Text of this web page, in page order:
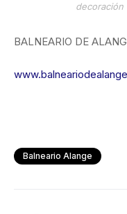
decoración
BALNEARIO DE
Balneario Alange